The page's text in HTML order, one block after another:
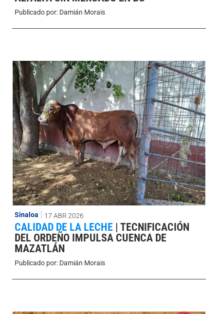
Publicado por: Damián Morais
Sinaloa 17 ABR 2026
CALIDAD DE LA LECHE | TECNIFICACIÓN
DEL ORDEÑO IMPULSA CUENCA DE
MAZATLÁN
Publicado por: Damián Morais